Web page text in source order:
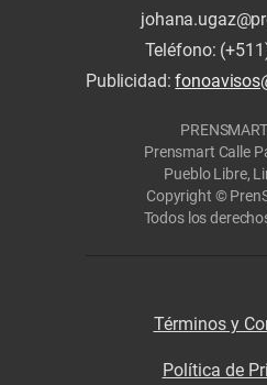
Teléfono:
Publicidad:
Prensmart Calle
Pueblo Libre,
Copyright ©
Todos los
Términos y
Política de